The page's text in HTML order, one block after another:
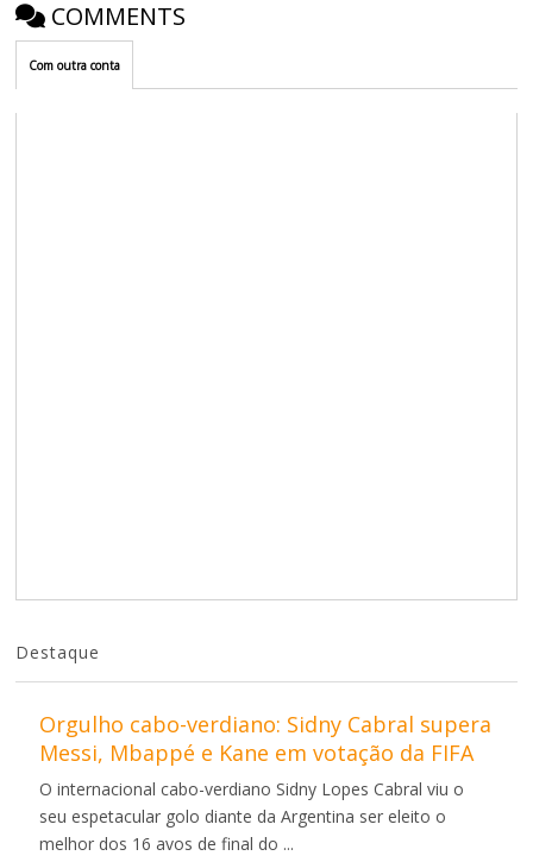
COMMENTS
Com outra conta
Destaque
Orgulho cabo-verdiano: Sidny Cabral supera
Messi, Mbappé e Kane em votação da FIFA
O internacional cabo-verdiano Sidny Lopes Cabral viu o
seu espetacular golo diante da Argentina ser eleito o
melhor dos 16 avos de final do ...